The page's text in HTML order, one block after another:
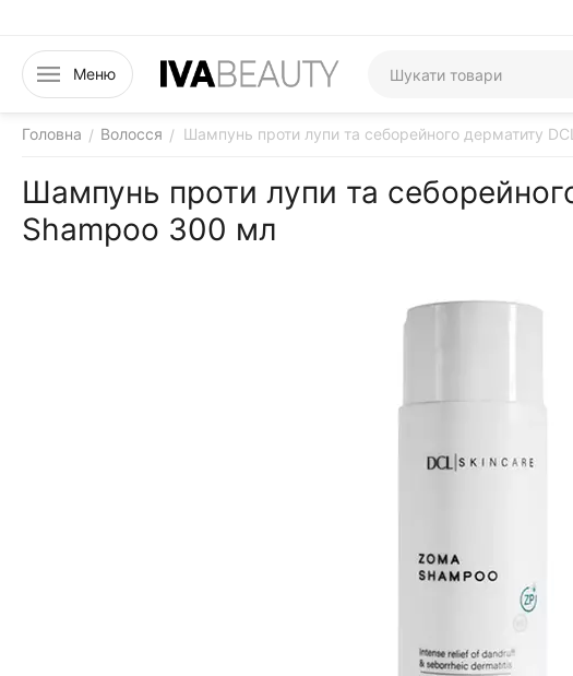
Меню
Головна / Волосся / Шампунь проти лупи та себорейного дерматиту
Шампунь проти лупи та
Shampoo 300 мл